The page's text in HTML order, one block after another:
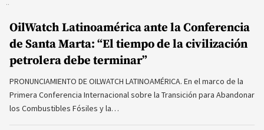
OilWatch Latinoamérica ante la Conferencia
de Santa Marta: “El tiempo de la civilización
petrolera debe terminar”
PRONUNCIAMIENTO DE OILWATCH LATINOAMÉRICA. En el marco de la
Primera Conferencia Internacional sobre la Transición para Abandonar
los Combustibles Fósiles y la…